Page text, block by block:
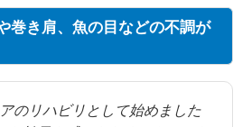
巻き肩、魚の目などの不調が
のリハビリとして始めました